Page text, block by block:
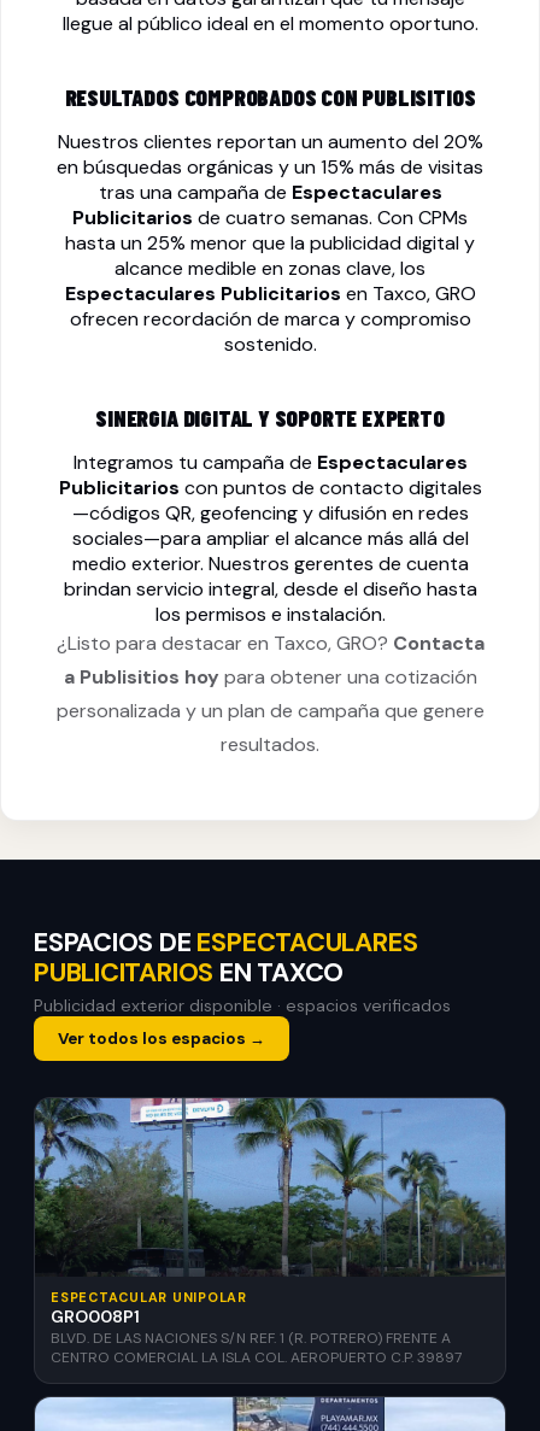
llegue al público ideal en el momento oportuno.
RESULTADOS COMPROBADOS CON PUBLISITIOS
Nuestros clientes reportan un aumento del 20%
en búsquedas orgánicas y un 15% más de visitas
tras una campaña de Espectaculares
Publicitarios de cuatro semanas. Con CPMs
hasta un 25% menor que la publicidad digital y
alcance medible en zonas clave, los
Espectaculares Publicitarios en Taxco, GRO
ofrecen recordación de marca y compromiso
sostenido.
SINERGIA DIGITAL Y SOPORTE EXPERTO
Integramos tu campaña de Espectaculares
Publicitarios con puntos de contacto digitales
—códigos QR, geofencing y difusión en redes
sociales—para ampliar el alcance más allá del
medio exterior. Nuestros gerentes de cuenta
brindan servicio integral, desde el diseño hasta
los permisos e instalación.
¿Listo para destacar en Taxco, GRO? Contacta
a Publisitios hoy para obtener una cotización
personalizada y un plan de campaña que genere
resultados.
ESPACIOS DE ESPECTACULARES
PUBLICITARIOS EN TAXCO
Publicidad exterior disponible · espacios verificados
Ver todos los espacios →
ESPECTACULAR UNIPOLAR
GRO008P1
BLVD. DE LAS NACIONES S/N REF. 1 (R. POTRERO) FRENTE A
CENTRO COMERCIAL LA ISLA COL. AEROPUERTO C.P. 39897